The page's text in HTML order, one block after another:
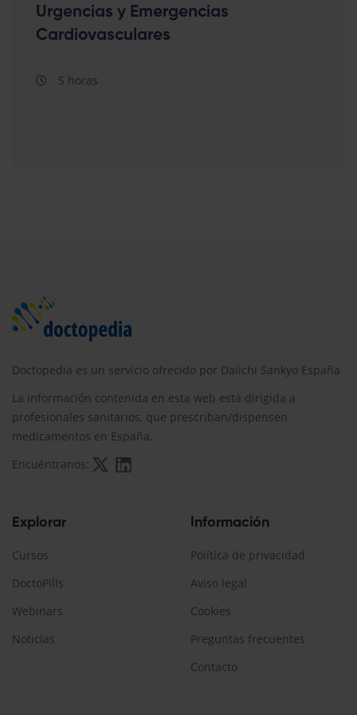
Urgencias y Emergencias
Cardiovasculares
5 horas
Doctopedia es un servicio ofrecido por Daiichi Sankyo España
La información contenida en esta web está dirigida a
profesionales sanitarios, que prescriban/dispensen
medicamentos en España.
Encuéntranos:
Explorar
Cursos
DoctoPills
Webinars
Noticias
Información
Política de privacidad
Aviso legal
Cookies
Preguntas frecuentes
Contacto